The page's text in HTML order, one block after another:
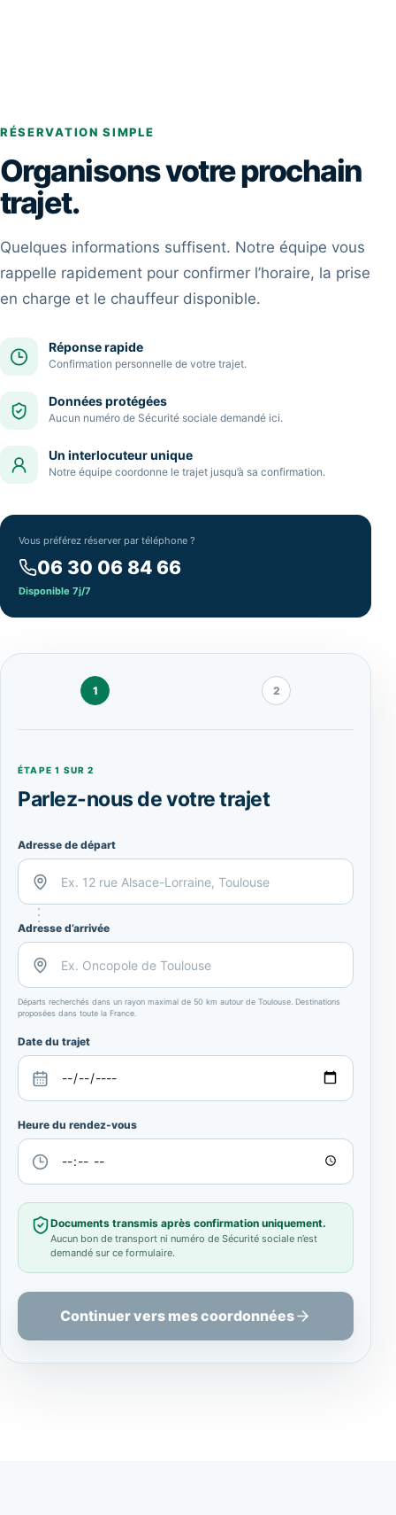
RÉSERVATION SIMPLE
Organisons votre prochain
trajet.
Quelques informations suffisent. Notre équipe vous
rappelle rapidement pour confirmer l’horaire, la prise
en charge et le chauffeur disponible.
Réponse rapide
Confirmation personnelle de votre trajet.
Données protégées
Aucun numéro de Sécurité sociale demandé ici.
Un interlocuteur unique
Notre équipe coordonne le trajet jusqu’à sa confirmation.
Vous préférez réserver par téléphone ?
06 30 06 84 66
Disponible 7j/7
1 2
ÉTAPE 1 SUR 2
Parlez-nous de votre trajet
Adresse de départ
Adresse d’arrivée
Départs recherchés dans un rayon maximal de 50 km autour de Toulouse. Destinations
proposées dans toute la France.
Date du trajet
Heure du rendez-vous
Documents transmis après confirmation uniquement.
Aucun bon de transport ni numéro de Sécurité sociale n’est
demandé sur ce formulaire.
Continuer vers mes coordonnées